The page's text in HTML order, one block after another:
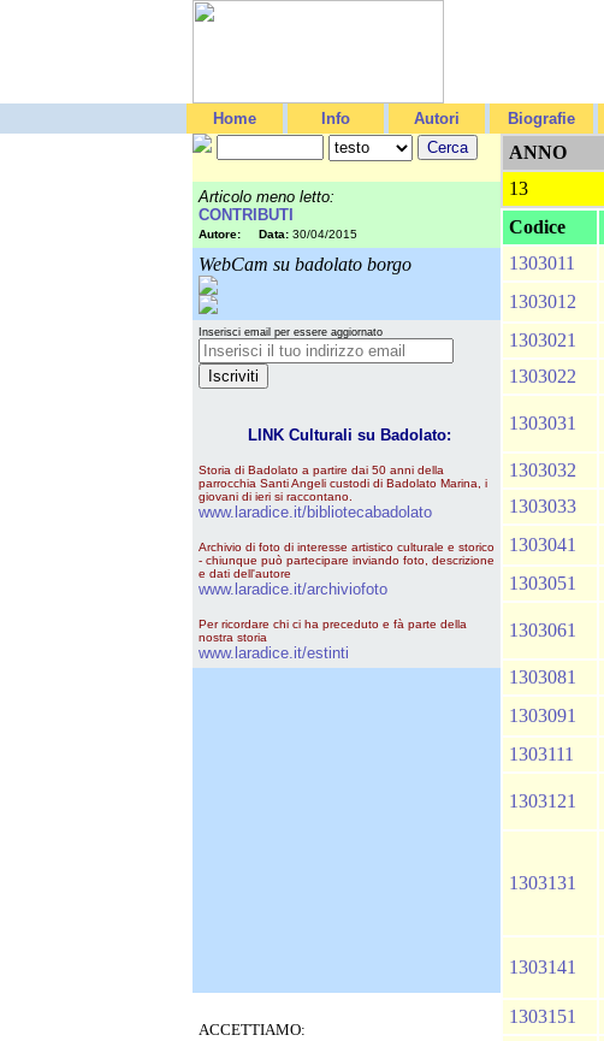
Home Info Autori Biografie
Articolo meno letto:
CONTRIBUTI
Autore: Data: 30/04/2015
WebCam su badolato borgo
Inserisci email per essere aggiornato
LINK Culturali su Badolato:
Storia di Badolato a partire dai 50 anni della
parrocchia Santi Angeli custodi di Badolato Marina, i
giovani di ieri si raccontano.
www.laradice.it/bibliotecabadolato
Archivio di foto di interesse artistico culturale e storico
- chiunque può partecipare inviando foto, descrizione
e dati dell'autore
www.laradice.it/archiviofoto
Per ricordare chi ci ha preceduto e fà parte della
nostra storia
www.laradice.it/estinti
ACCETTIAMO:
ANNO
13
Codice
1303011
1303012
1303021
1303022
1303031
1303032
1303033
1303041
1303051
1303061
1303081
1303091
1303111
1303121
1303131
1303141
1303151